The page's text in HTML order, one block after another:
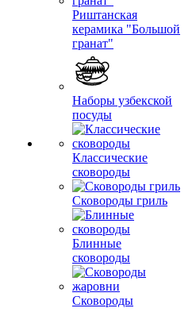
Риштанская
керамика "Большой
гранат"
Наборы узбекской
посуды
Классические
сковороды
Сковороды гриль
Блинные
сковороды
Сковороды